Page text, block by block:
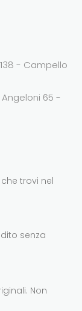
- Campello
65 -
trovi nel
senza
Non